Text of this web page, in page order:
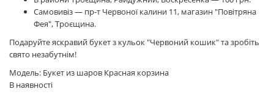
Самовивіз — пр-т Червоної калини 11, магазин "Повітряна
Фея", Троєщина.
Подаруйте яскравий букет з кульок "Червоний кошик" та зробіть
свято незабутнім!
Модель: Букет из шаров Красная корзина
В наявності